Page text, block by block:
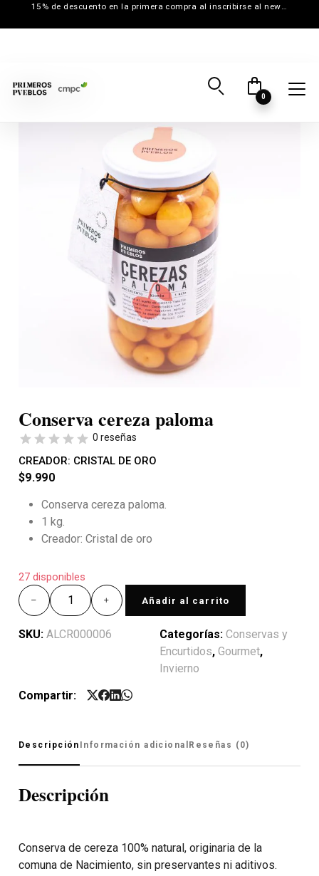
15% de descuento en la primera compra al inscribirse al newsletter
0
Conserva cereza paloma
0 reseñas
CREADOR: CRISTAL DE ORO
$9.990
Conserva cereza paloma.
1 kg.
Creador: Cristal de oro
27 disponibles
Añadir al carrito
SKU: ALCR000006 Categorías: Conservas y
Encurtidos, Gourmet,
Invierno
Compartir:
Descripción Información adicional Reseñas (0)
Descripción
Conserva de cereza 100% natural, originaria de la
comuna de Nacimiento, sin preservantes ni aditivos.